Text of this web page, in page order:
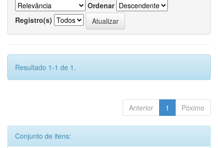
Ordenar
Registro(s)
Resultado 1-1 de 1.
Anterior 1 Póximo
Conjunto de itens: